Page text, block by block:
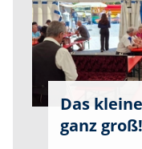
Das
ganz groß!